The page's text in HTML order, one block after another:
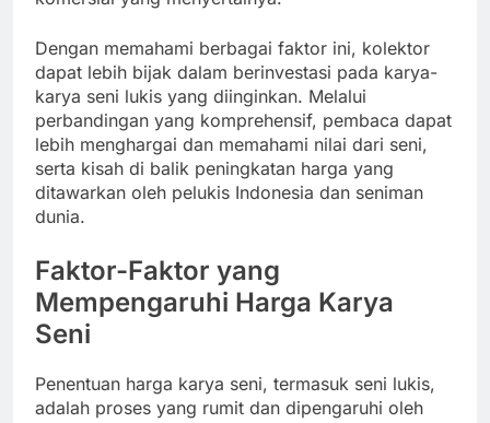
Dengan memahami berbagai faktor ini, kolektor
dapat lebih bijak dalam berinvestasi pada karya-
karya seni lukis yang diinginkan. Melalui
perbandingan yang komprehensif, pembaca dapat
lebih menghargai dan memahami nilai dari seni,
serta kisah di balik peningkatan harga yang
ditawarkan oleh pelukis Indonesia dan seniman
dunia.
Faktor-Faktor yang
Mempengaruhi Harga Karya
Seni
Penentuan harga karya seni, termasuk seni lukis,
adalah proses yang rumit dan dipengaruhi oleh